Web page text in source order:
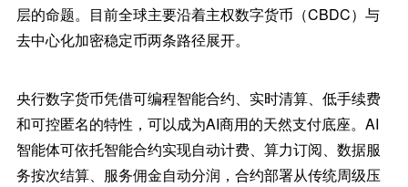
层的命题。目前全球主要沿着主权数字货币（CBDC）与
去中心化加密稳定币两条路径展开。
央行数字货币凭借可编程智能合约、实时清算、低手续费
和可控匿名的特性，可以成为AI商用的天然支付底座。AI
智能体可依托智能合约实现自动计费、算力订阅、数据服
务按次结算、服务佣金自动分润，合约部署从传统周级压